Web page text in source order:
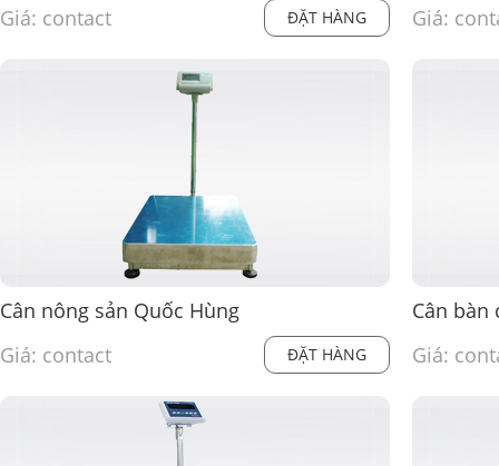
Giá: contact
ĐẶT HÀNG
Giá:
Cân nông sản Quốc Hùng
Giá: contact
ĐẶT HÀNG
Cân bàn
Giá: